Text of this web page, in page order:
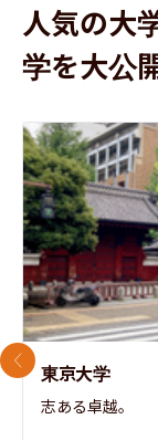
人気の大
学を大公
東京大学
志ある卓越。
前のスライド